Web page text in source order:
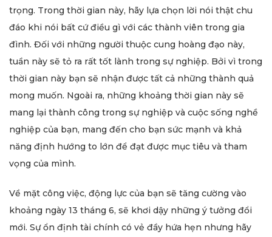
trọng. Trong thời gian này, hãy lựa chọn lời nói thật chu
đáo khi nói bất cứ điều gì với các thành viên trong gia
đình. Đối với những người thuộc cung hoàng đạo này,
tuần này sẽ tỏ ra rất tốt lành trong sự nghiệp. Bởi vì trong
thời gian này bạn sẽ nhận được tất cả những thành quả
mong muốn. Ngoài ra, những khoảng thời gian này sẽ
mang lại thành công trong sự nghiệp và cuộc sống nghề
nghiệp của bạn, mang đến cho bạn sức mạnh và khả
năng định hướng to lớn để đạt được mục tiêu và tham
vọng của mình.
Về mặt công việc, động lực của bạn sẽ tăng cường vào
khoảng ngày 13 tháng 6, sẽ khơi dậy những ý tưởng đổi
mới. Sự ổn định tài chính có vẻ đầy hứa hẹn nhưng hãy